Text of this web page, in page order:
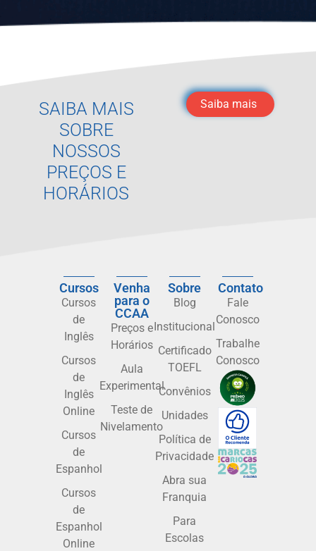
SAIBA MAIS
SOBRE
NOSSOS
PREÇOS E
HORÁRIOS
Saiba mais
Cursos
Cursos
de
Inglês
Cursos
de
Inglês
Online
Cursos
de
Espanhol
Cursos
de
Espanhol
Online
Venha
para o
CCAA
Preços e
Horários
Aula
Experimental
Teste de
Nivelamento
Sobre
Blog
Institucional
Certificado
TOEFL
Convênios
Unidades
Política de
Privacidade
Abra sua
Franquia
Para
Escolas
Contato
Fale
Conosco
Trabalhe
Conosco